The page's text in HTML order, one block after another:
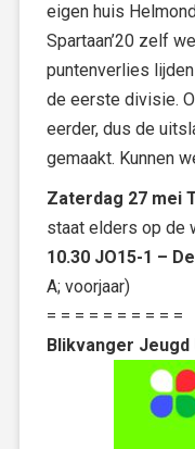
eigen huis
Spartaan’20 zelf
puntenverlies
de eerste divisie.
eerder, dus de
gemaakt. Kunnen
Zaterdag 27 mei
staat elders op de
10.30 JO15-1 –
A; voorjaar)
= = = = = = = = = =
Blikvanger Jeugd